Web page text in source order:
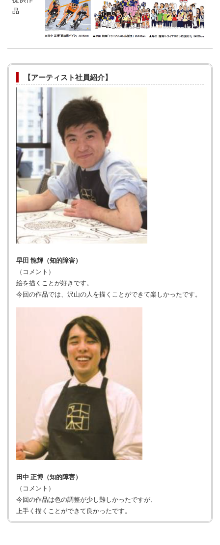
品
【アーティスト社員紹介】
早田 龍輝（知的障害）
（コメント）
絵を描くことが好きです。
今回の作品では、沢山の人を描くことができて楽しかったです。
田中 正博（知的障害）
（コメント）
今回の作品は色の調整が少し難しかったですが、
上手く描くことができて良かったです。